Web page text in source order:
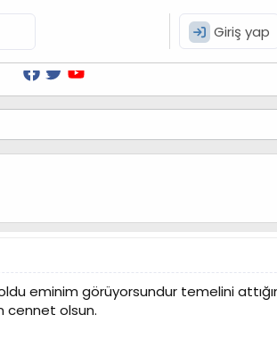
Giriş yap
eminim görüyorsundur temelini
cennet olsun.